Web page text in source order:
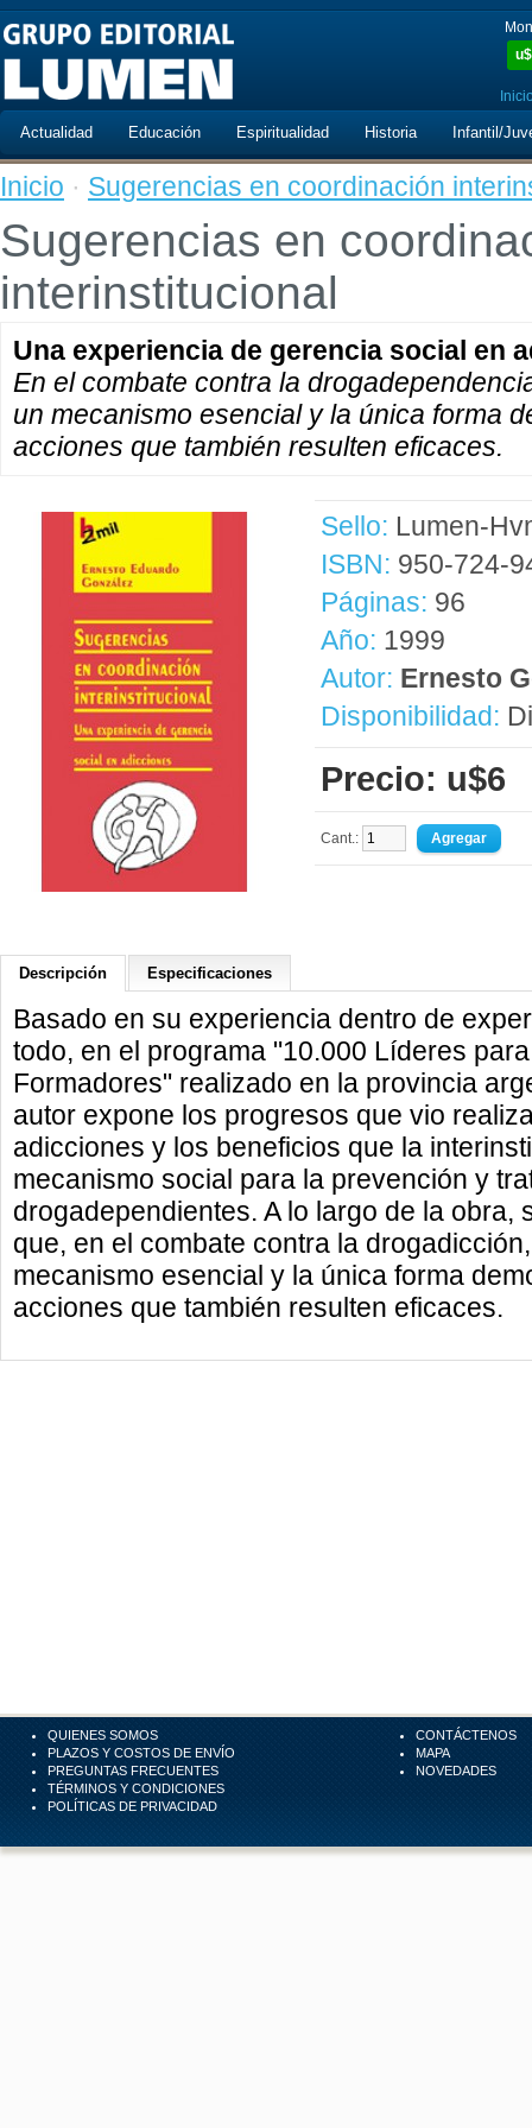
u$
Actualidad Educación Espiritualidad Historia Infantil/
Inicio · Sugerencias en coordinación
Sugerencias en
interinstitucional
Una experiencia de gerencia social en
En el combate contra la
un mecanismo esencial y la única forma
acciones que también resulten eficaces.
Sello: Lumen-
ISBN: 950-724-
Páginas: 96
Año: 1999
Autor: Ernesto
Disponibilidad:
Precio: u$6
Cant.:
Descripción Especificaciones
Basado en su experiencia dentro de
todo, en el programa "10.000 Líderes
Formadores" realizado en la provincia
autor expone los progresos que vio
adicciones y los beneficios que la
mecanismo social para la prevención y
drogadependientes. A lo largo de la obra,
que, en el combate contra la
mecanismo esencial y la única forma
acciones que también resulten eficaces.
QUIENES SOMOS
PLAZOS Y COSTOS DE ENVÍO
PREGUNTAS FRECUENTES
TÉRMINOS Y CONDICIONES
POLÍTICAS DE PRIVACIDAD
CONTÁCTENOS
MAPA
NOVEDADES